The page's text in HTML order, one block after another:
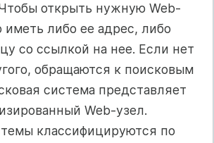
открыть нужную Web-
иметь либо ее адрес, либо
со ссылкой на нее. Если нет
обращаются к поисковым
система представляет
Web-узел.
классифицируются по